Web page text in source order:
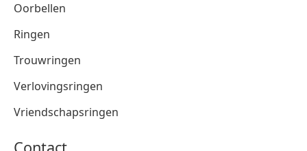
Oorbellen
Ringen
Trouwringen
Verlovingsringen
Vriendschapsringen